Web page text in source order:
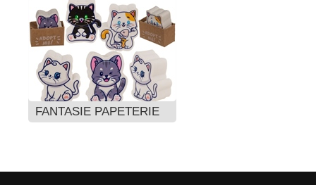
FANTASIE PAPETERIE